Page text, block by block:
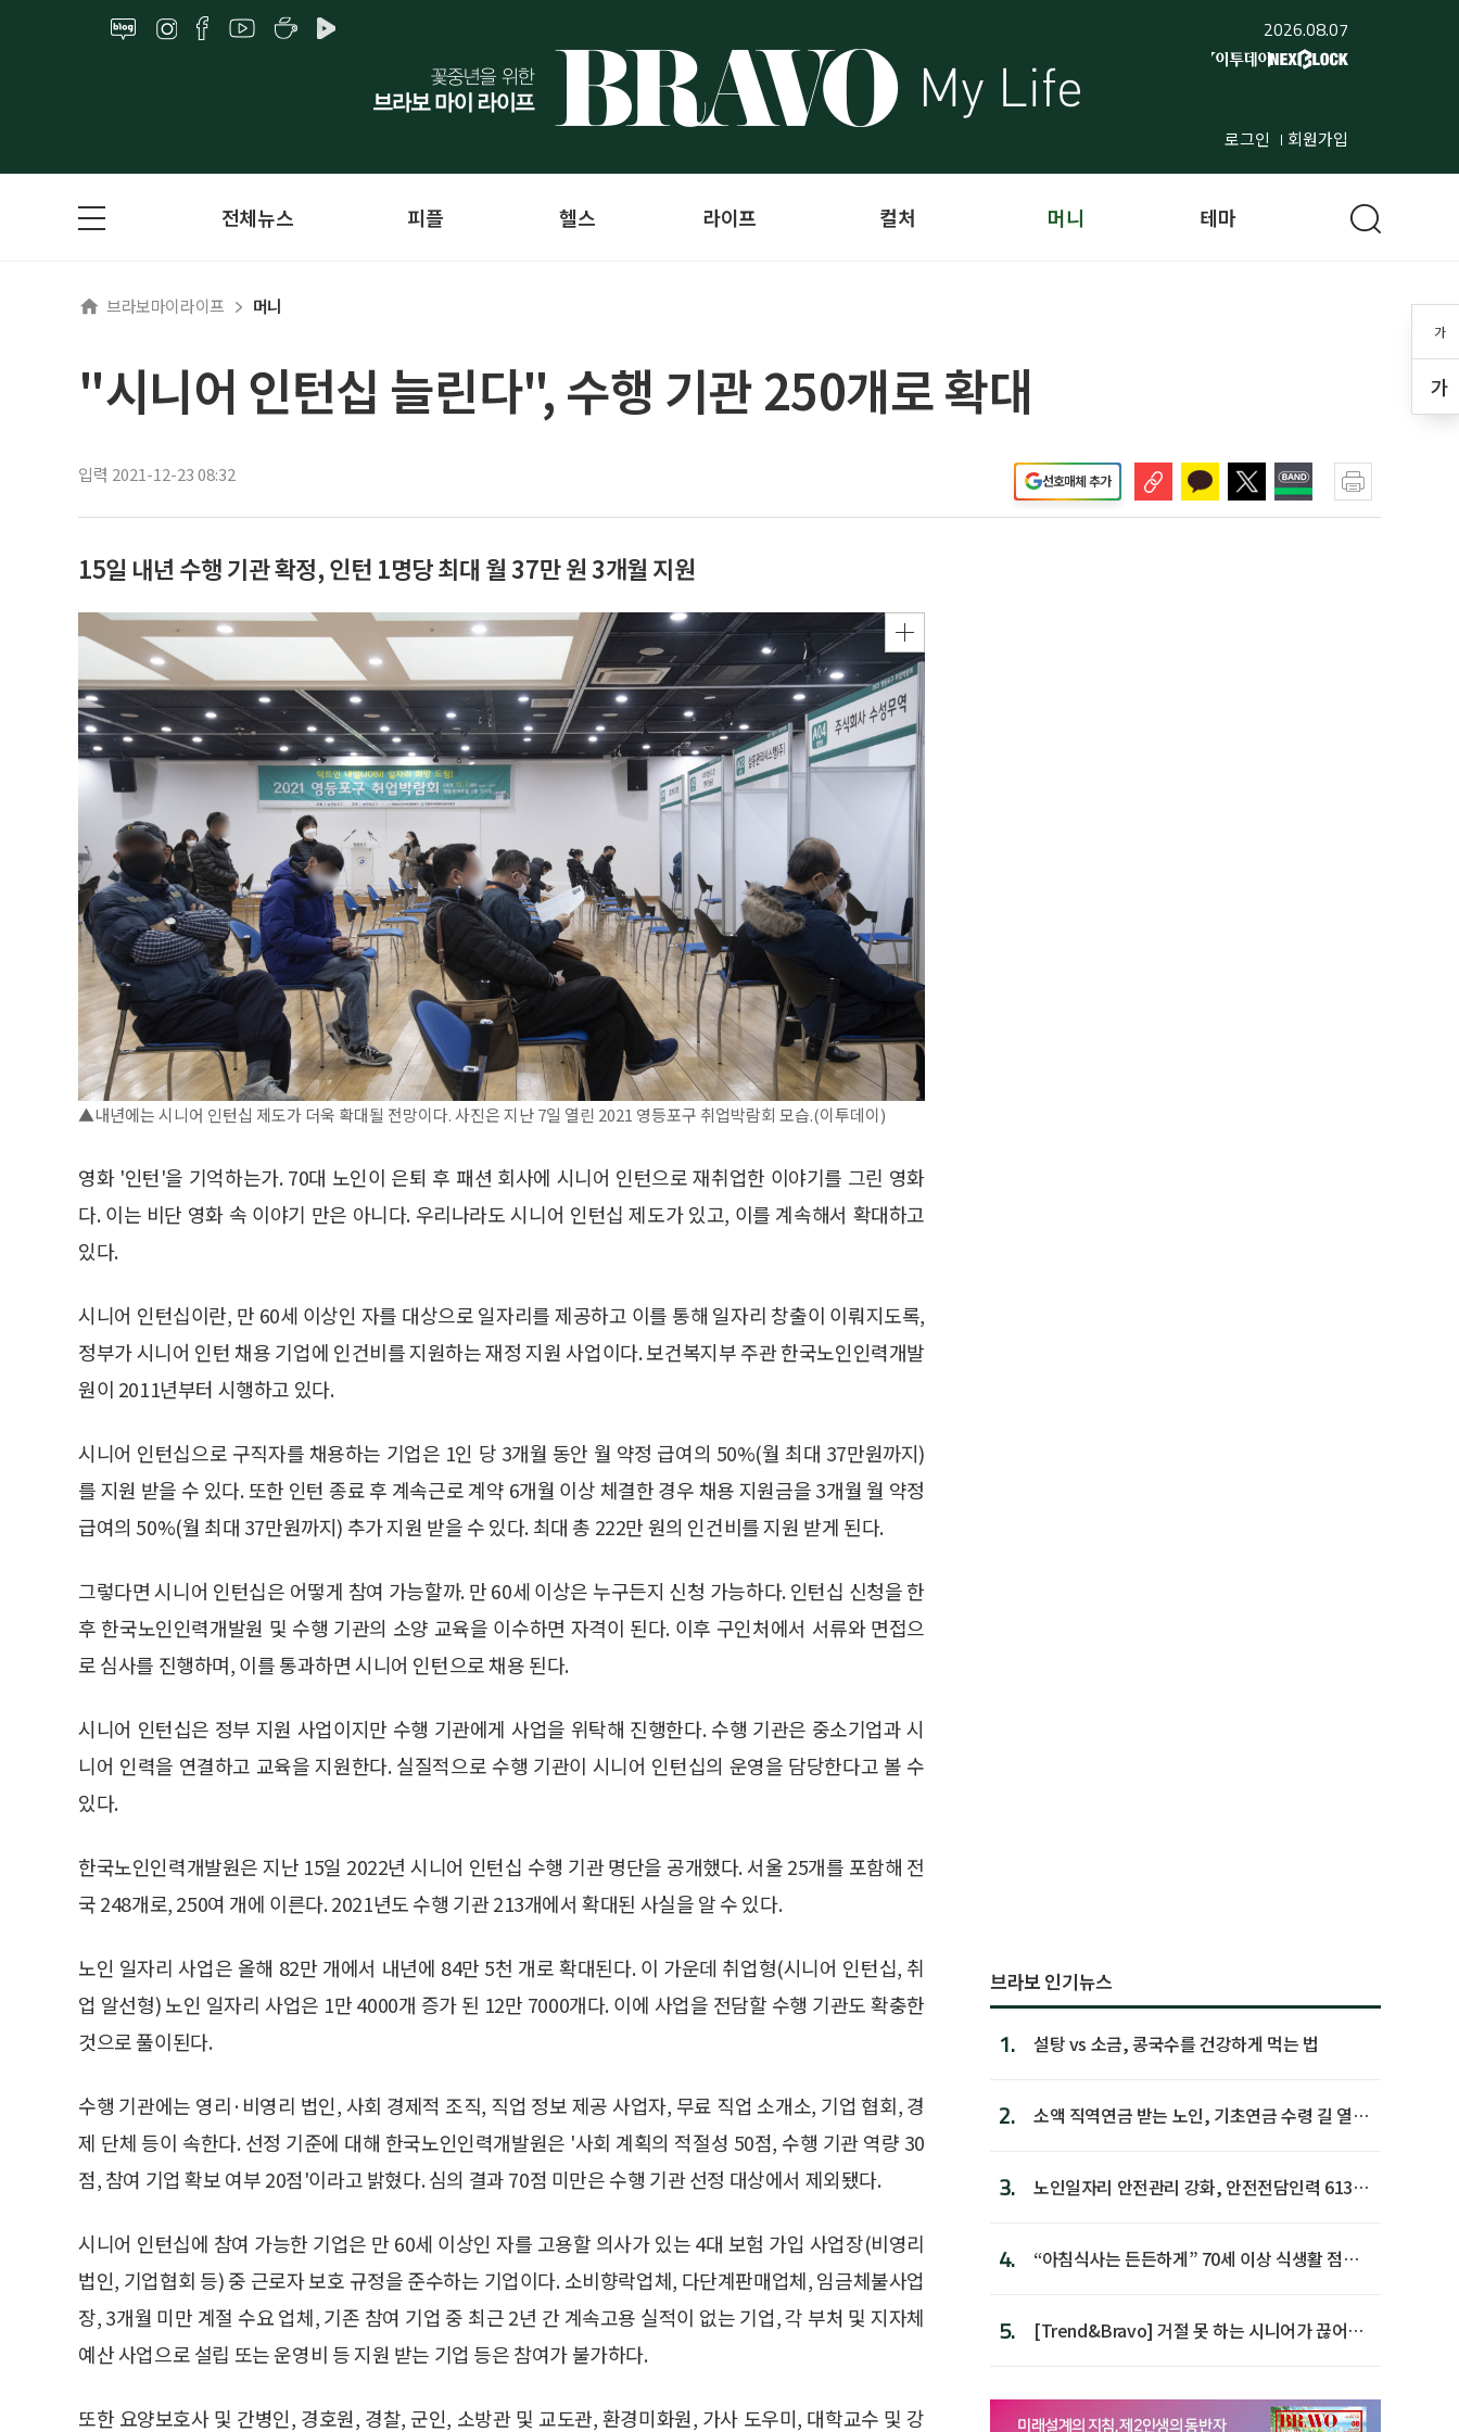
2026.08.07
로그인 회원가입
가
가
전체뉴스 피플 헬스 라이프 컬처 머니 테마
브라보마이라이프 머니
"시니어 인턴십 늘린다", 수행 기관 250개로 확대
입력 2021-12-23 08:32 선호매체 추가
15일 내년 수행 기관 확정, 인턴 1명당 최대 월 37만 원 3개월 지원
▲내년에는 시니어 인턴십 제도가 더욱 확대될 전망이다. 사진은 지난 7일 열린 2021 영등포구 취업박람회 모습.(이투데이)
영화 '인턴'을 기억하는가. 70대 노인이 은퇴 후 패션 회사에 시니어 인턴으로 재취업한 이야기를 그린 영화
다. 이는 비단 영화 속 이야기 만은 아니다. 우리나라도 시니어 인턴십 제도가 있고, 이를 계속해서 확대하고
있다.
시니어 인턴십이란, 만 60세 이상인 자를 대상으로 일자리를 제공하고 이를 통해 일자리 창출이 이뤄지도록,
정부가 시니어 인턴 채용 기업에 인건비를 지원하는 재정 지원 사업이다. 보건복지부 주관 한국노인인력개발
원이 2011년부터 시행하고 있다.
시니어 인턴십으로 구직자를 채용하는 기업은 1인 당 3개월 동안 월 약정 급여의 50%(월 최대 37만원까지)
를 지원 받을 수 있다. 또한 인턴 종료 후 계속근로 계약 6개월 이상 체결한 경우 채용 지원금을 3개월 월 약정
급여의 50%(월 최대 37만원까지) 추가 지원 받을 수 있다. 최대 총 222만 원의 인건비를 지원 받게 된다.
그렇다면 시니어 인턴십은 어떻게 참여 가능할까. 만 60세 이상은 누구든지 신청 가능하다. 인턴십 신청을 한
후 한국노인인력개발원 및 수행 기관의 소양 교육을 이수하면 자격이 된다. 이후 구인처에서 서류와 면접으
로 심사를 진행하며, 이를 통과하면 시니어 인턴으로 채용 된다.
시니어 인턴십은 정부 지원 사업이지만 수행 기관에게 사업을 위탁해 진행한다. 수행 기관은 중소기업과 시
니어 인력을 연결하고 교육을 지원한다. 실질적으로 수행 기관이 시니어 인턴십의 운영을 담당한다고 볼 수
있다.
한국노인인력개발원은 지난 15일 2022년 시니어 인턴십 수행 기관 명단을 공개했다. 서울 25개를 포함해 전
국 248개로, 250여 개에 이른다. 2021년도 수행 기관 213개에서 확대된 사실을 알 수 있다.
노인 일자리 사업은 올해 82만 개에서 내년에 84만 5천 개로 확대된다. 이 가운데 취업형(시니어 인턴십, 취
업 알선형) 노인 일자리 사업은 1만 4000개 증가 된 12만 7000개다. 이에 사업을 전담할 수행 기관도 확충한
것으로 풀이된다.
수행 기관에는 영리·비영리 법인, 사회 경제적 조직, 직업 정보 제공 사업자, 무료 직업 소개소, 기업 협회, 경
제 단체 등이 속한다. 선정 기준에 대해 한국노인인력개발원은 '사회 계획의 적절성 50점, 수행 기관 역량 30
점, 참여 기업 확보 여부 20점'이라고 밝혔다. 심의 결과 70점 미만은 수행 기관 선정 대상에서 제외됐다.
시니어 인턴십에 참여 가능한 기업은 만 60세 이상인 자를 고용할 의사가 있는 4대 보험 가입 사업장(비영리
법인, 기업협회 등) 중 근로자 보호 규정을 준수하는 기업이다. 소비향락업체, 다단계판매업체, 임금체불사업
장, 3개월 미만 계절 수요 업체, 기존 참여 기업 중 최근 2년 간 계속고용 실적이 없는 기업, 각 부처 및 지자체
예산 사업으로 설립 또는 운영비 등 지원 받는 기업 등은 참여가 불가하다.
또한 요양보호사 및 간병인, 경호원, 경찰, 군인, 소방관 및 교도관, 환경미화원, 가사 도우미, 대학교수 및 강
브라보 인기뉴스
1. 설탕 vs 소금, 콩국수를 건강하게 먹는 법
2.
소액 직역연금 받는 노인, 기초연금 수령 길 열린
3.
노인일자리 안전관리 강화, 안전전담인력 613명
4.
“아침식사는 든든하게” 70세 이상 식생활 점수
5.
[Trend&Bravo] 거절 못 하는 시니어가 끊어야